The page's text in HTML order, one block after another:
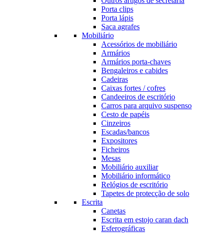
Porta clips
Porta lápis
Saca agrafes
Mobiliário
Acessórios de mobiliário
Armários
Armários porta-chaves
Bengaleiros e cabides
Cadeiras
Caixas fortes / cofres
Candeeiros de escritório
Carros para arquivo suspenso
Cesto de papéis
Cinzeiros
Escadas/bancos
Expositores
Ficheiros
Mesas
Mobiliário auxiliar
Mobiliário informático
Relógios de escritório
Tapetes de protecção de solo
Escrita
Canetas
Escrita em estojo caran dach
Esferográficas